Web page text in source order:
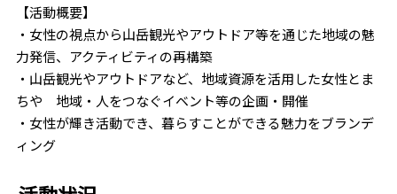
【活動概要】
・女性の視点から山岳観光やアウトドア等を通じた地域の魅
力発信、アクティビティの再構築
・山岳観光やアウトドアなど、地域資源を活用した女性とま
ちや 地域・人をつなぐイベント等の企画・開催
・女性が輝き活動でき、暮らすことができる魅力をブランデ
ィング